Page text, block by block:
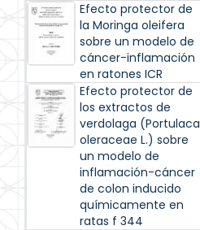
Efecto protector de
la Moringa oleifera
sobre un modelo de
cáncer-inflamación
en ratones ICR
Efecto protector de
los extractos de
verdolaga (Portulaca
oleraceae L.) sobre
un modelo de
inflamación-cáncer
de colon inducido
químicamente en
ratas f 344